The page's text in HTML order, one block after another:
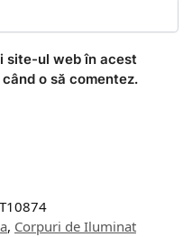
site-ul web în acest
o să comentez.
, Corpuri de Iluminat